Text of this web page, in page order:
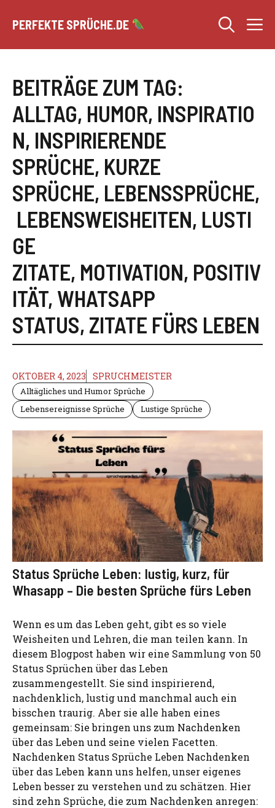
Inhalt
PERFEKTE SPRÜCHE.DE
BEITRÄGE ZUM TAG:
ALLTAG, HUMOR, INSPIRATIO
N, INSPIRIERENDE
SPRÜCHE, KURZE
SPRÜCHE, LEBENSSPRÜCHE,
LEBENSWEISHEITEN, LUSTI
GE
ZITATE, MOTIVATION, POSITIV
ITÄT, WHATSAPP
STATUS, ZITATE FÜRS LEBEN
OKTOBER 4, 2023 SPRUCHMEISTER
Alltägliches und Humor Sprüche
Lebensereignisse Sprüche
Lustige Sprüche
Status Sprüche Leben: lustig, kurz, für
Whasapp – Die besten Sprüche fürs Leben
Wenn es um das Leben geht, gibt es so viele
Weisheiten und Lehren, die man teilen kann. In
diesem Blogpost haben wir eine Sammlung von 50
Status Sprüchen über das Leben
zusammengestellt. Sie sind inspirierend,
nachdenklich, lustig und manchmal auch ein
bisschen traurig. Aber sie alle haben eines
gemeinsam: Sie bringen uns zum Nachdenken
über das Leben und seine vielen Facetten.
Nachdenken Status Sprüche Leben Nachdenken
über das Leben kann uns helfen, unser eigenes
Leben besser zu verstehen und zu schätzen. Hier
sind zehn Sprüche, die zum Nachdenken anregen: